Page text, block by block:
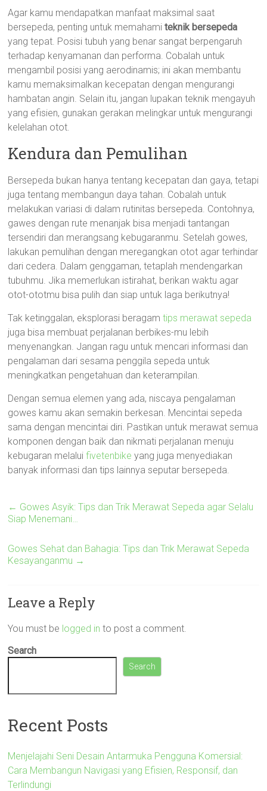
Agar kamu mendapatkan manfaat maksimal saat
bersepeda, penting untuk memahamiteknik bersepeda
yang tepat. Posisi tubuh yang benar sangat berpengaruh
terhadap kenyamanan dan performa. Cobalah untuk
mengambil posisi yang aerodinamis; ini akan membantu
kamu memaksimalkan kecepatan dengan mengurangi
hambatan angin. Selain itu, jangan lupakan teknik mengayuh
yang efisien, gunakan gerakan melingkar untuk mengurangi
kelelahan otot.
Kendura dan Pemulihan
Bersepeda bukan hanya tentang kecepatan dan gaya, tetapi
juga tentang membangun daya tahan. Cobalah untuk
melakukan variasi di dalam rutinitas bersepeda. Contohnya,
gawes dengan rute menanjak bisa menjadi tantangan
tersendiri dan merangsang kebugaranmu. Setelah gowes,
lakukan pemulihan dengan meregangkan otot agar terhindar
dari cedera. Dalam genggaman, tetaplah mendengarkan
tubuhmu. Jika memerlukan istirahat, berikan waktu agar
otot-ototmu bisa pulih dan siap untuk laga berikutnya!
Tak ketinggalan, eksplorasi beragamtips merawat sepeda
juga bisa membuat perjalanan berbikes-mu lebih
menyenangkan. Jangan ragu untuk mencari informasi dan
pengalaman dari sesama penggila sepeda untuk
meningkatkan pengetahuan dan keterampilan.
Dengan semua elemen yang ada, niscaya pengalaman
gowes kamu akan semakin berkesan. Mencintai sepeda
sama dengan mencintai diri. Pastikan untuk merawat semua
komponen dengan baik dan nikmati perjalanan menuju
kebugaran melaluifivetenbike yang juga menyediakan
banyak informasi dan tips lainnya seputar bersepeda.
← Gowes Asyik: Tips dan Trik Merawat Sepeda agar Selalu
Siap Menemani…
Gowes Sehat dan Bahagia: Tips dan Trik Merawat Sepeda
Kesayanganmu →
Leave a Reply
You must be logged in to post a comment.
Search
Search
Recent Posts
Menjelajahi Seni Desain Antarmuka Pengguna Komersial:
Cara Membangun Navigasi yang Efisien, Responsif, dan
Terlindungi